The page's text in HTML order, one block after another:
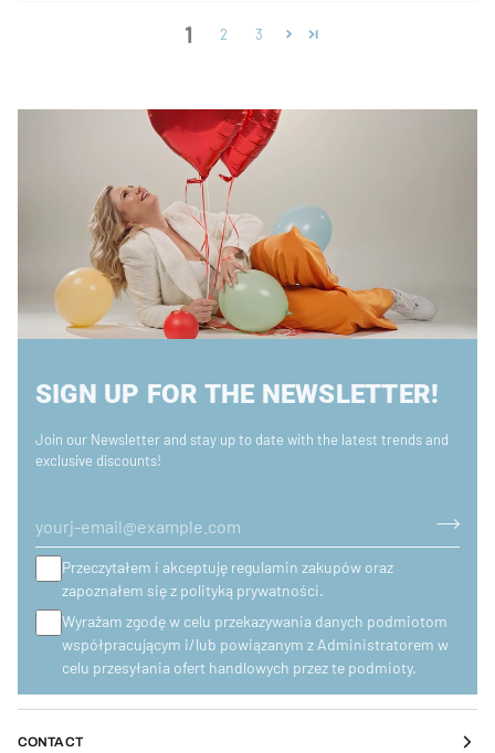
1 2 3
SIGN UP FOR THE NEWSLETTER!
Join our Newsletter and stay up to date with the latest trends and
exclusive discounts!
Przeczytałem i akceptuję regulamin zakupów oraz
zapoznałem się z polityką prywatności.
Wyrażam zgodę w celu przekazywania danych podmiotom
współpracującym i/lub powiązanym z Administratorem w
celu przesyłania ofert handlowych przez te podmioty.
CONTACT